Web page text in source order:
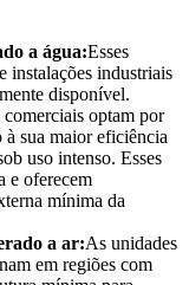
a água:Esses
instalações industriais
disponível.
comerciais optam por
à sua maior eficiência
uso intenso. Esses
e oferecem
mínima da
a ar:As unidades
em regiões com